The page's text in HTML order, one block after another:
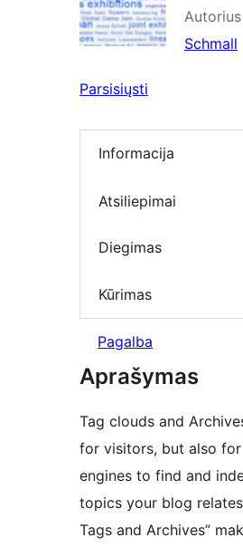
Autorius
Schmall
Parsisiųsti
Informacija
Atsiliepimai
Diegimas
Kūrimas
Pagalba
Aprašymas
Tag clouds and
for visitors, but also for
engines to find and
topics your blog
Tags and Archives”